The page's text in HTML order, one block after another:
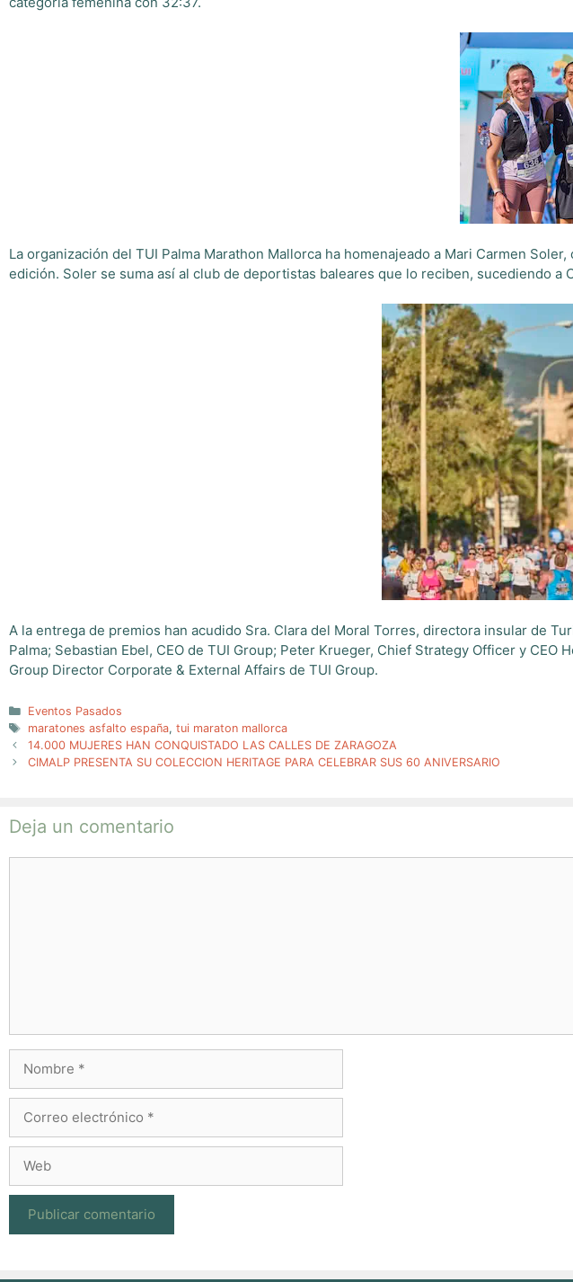
La organización del TUI Palma Marathon Mallorca ha homenajeado a Mari Carmen
edición. Soler se suma así al club de deportistas baleares que lo reciben, sucediendo a
A la entrega de premios han acudido Sra. Clara del Moral Torres, directora insular de
Palma; Sebastian Ebel, CEO de TUI Group; Peter Krueger, Chief Strategy Officer y
Group Director Corporate & External Affairs de TUI Group.
Categorías
Eventos Pasados
Etiquetas
maratones asfalto españa, tui maraton mallorca
14.000 MUJERES HAN CONQUISTADO LAS CALLES DE ZARAGOZA
CIMALP PRESENTA SU COLECCION HERITAGE PARA CELEBRAR SUS 60 ANIVERSARIO
Deja un comentario
electrónico